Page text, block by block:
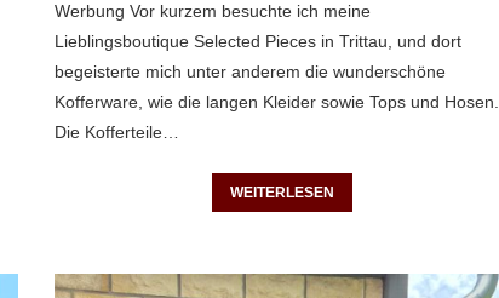
Werbung Vor kurzem besuchte ich meine
Lieblingsboutique Selected Pieces in Trittau, und dort
begeisterte mich unter anderem die wunderschöne
Kofferware, wie die langen Kleider sowie Tops und Hosen.
Die Kofferteile…
WEITERLESEN